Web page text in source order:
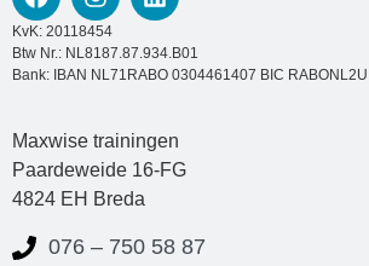
KvK: 20118454
Btw Nr.: NL8187.87.934.B01
Bank: IBAN NL71RABO 0304461407 BIC RABONL2U
Maxwise trainingen
Paardeweide 16-FG
4824 EH Breda
076 – 750 58 87